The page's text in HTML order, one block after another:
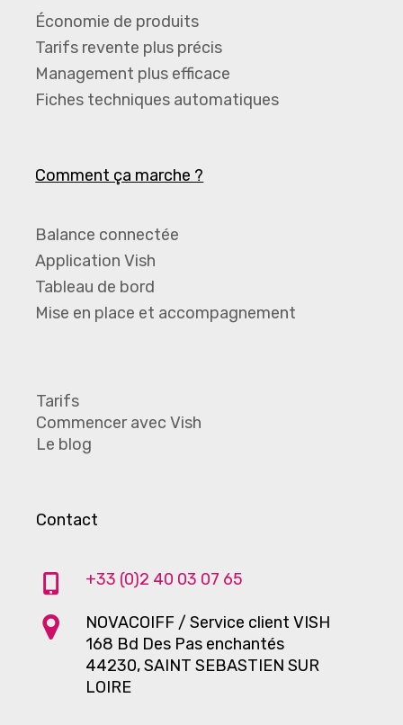
Économie de produits
Tarifs revente plus précis
Management plus efficace
Fiches techniques automatiques
Comment ça marche ?
Balance connectée
Application Vish
Tableau de bord
Mise en place et accompagnement
Tarifs
Commencer avec Vish
Le blog
Contact
+33 (0)2 40 03 07 65
NOVACOIFF / Service client VISH
168 Bd Des Pas enchantés
44230, SAINT SEBASTIEN SUR
LOIRE